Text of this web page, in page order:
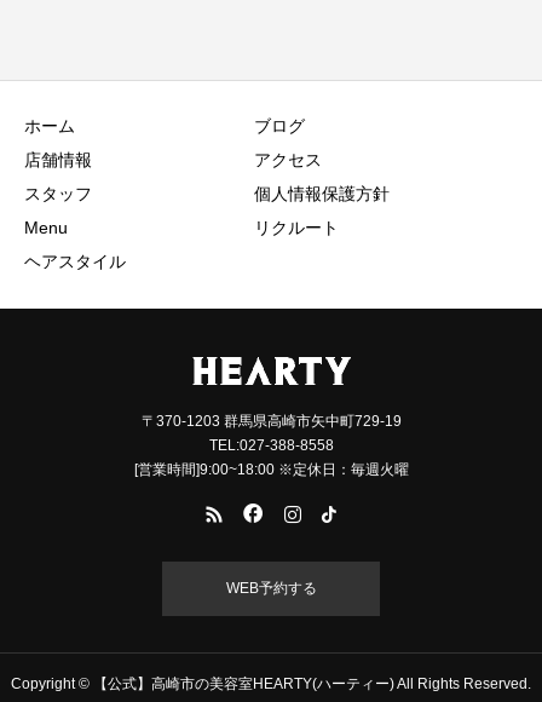
ホーム
店舗情報
スタッフ
Menu
ヘアスタイル
ブログ
アクセス
個人情報保護方針
リクルート
〒370-1203 群馬県高崎市矢中町729-19
TEL:027-388-8558
[営業時間]9:00~18:00 ※定休日：毎週火曜
WEB予約する
Copyright © 【公式】高崎市の美容室HEARTY(ハーティー) All Rights Reserved.